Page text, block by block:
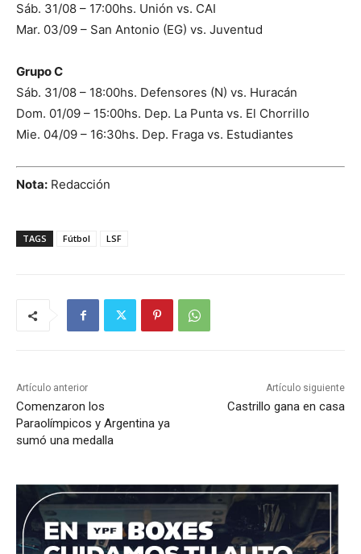
Sáb. 31/08 – 17:00hs. Unión vs. CAI
Mar. 03/09 – San Antonio (EG) vs. Juventud
Grupo C
Sáb. 31/08 – 18:00hs. Defensores (N) vs. Huracán
Dom. 01/09 – 15:00hs. Dep. La Punta vs. El Chorrillo
Mie. 04/09 – 16:30hs. Dep. Fraga vs. Estudiantes
Nota: Redacción
TAGS Fútbol LSF
Artículo anterior
Comenzaron los
Paraolímpicos y Argentina ya
sumó una medalla
Artículo siguiente
Castrillo gana en casa